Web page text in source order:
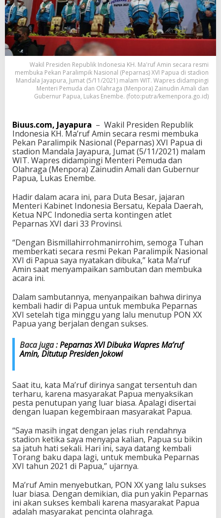
i
n
a
k
a
n
S
u
k
s
e
e
p
e
r
t
i
P
X
X
Wakil Presiden Republik Indonesia KH. Ma'ruf Amin secara resmi
membuka Pekan Paralimpik Nasional (Peparnas) XVI Papua di stadion
Mandala Jayapura, Jumat (5/11/2021) malam WIT. Wapres didampingi
Menteri Pemuda dan Olahraga (Menpora) Zainudin Amali dan
Gubernur Papua, Lukas Enembe. (foto:putra/kemenpora.go.id)
Biuus.com, Jayapura – Wakil Presiden Republik
Indonesia KH. Ma’ruf Amin secara resmi membuka
Pekan Paralimpik Nasional (Peparnas) XVI Papua di
stadion Mandala Jayapura, Jumat (5/11/2021) malam
WIT. Wapres didampingi Menteri Pemuda dan
Olahraga (Menpora) Zainudin Amali dan Gubernur
Papua, Lukas Enembe.
Hadir dalam acara ini, para Duta Besar, jajaran
Menteri Kabinet Indonesia Bersatu, Kepala Daerah,
Ketua NPC Indonedia serta kontingen atlet
Peparnas XVI dari 33 Provinsi.
“Dengan Bismillahirrohmanirrohim, semoga Tuhan
memberkati secara resmi Pekan Paralimpik Nasional
XVI di Papua saya nyatakan dibuka,” kata Ma’ruf
Amin saat menyampaikan sambutan dan membuka
acara ini.
Dalam sambutannya, menyanpaikan bahwa dirinya
kembali hadir di Papua untuk membuka Peparnas
XVI setelah tiga minggu yang lalu menutup PON XX
Papua yang berjalan dengan sukses.
Baca juga :Peparnas XVI Dibuka Wapres Ma’ruf
Amin, Ditutup Presiden Jokowi
Saat itu, kata Ma’ruf dirinya sangat tersentuh dan
terharu, karena masyarakat Papua menyaksikan
pesta penutupan yang luar biasa. Apalagi disertai
dengan luapan kegembiraan masyarakat Papua.
“Saya masih ingat dengan jelas riuh rendahnya
stadion ketika saya menyapa kalian, Papua su bikin
sa jatuh hati sekali. Hari ini, saya datang kembali
Torang baku dapa lagi, untuk membuka Peparnas
XVI tahun 2021 di Papua,” ujarnya.
Ma’ruf Amin menyebutkan, PON XX yang lalu sukses
luar biasa. Dengan demikian, dia pun yakin Peparnas
ini akan sukses kembali karena masyarakat Papua
adalah masyarakat pencinta olahraga.